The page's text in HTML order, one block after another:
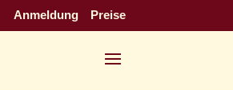
Anmeldung Preise